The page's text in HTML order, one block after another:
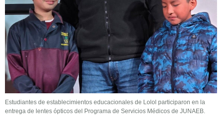
Estudiantes de establecimientos educacionales de Lolol participaron en la
entrega de lentes ópticos del Programa de Servicios Médicos de JUNAEB.